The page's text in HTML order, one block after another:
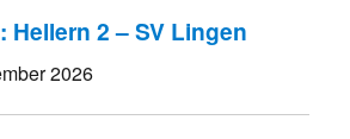
Hellern 2 – SV Lingen
2026